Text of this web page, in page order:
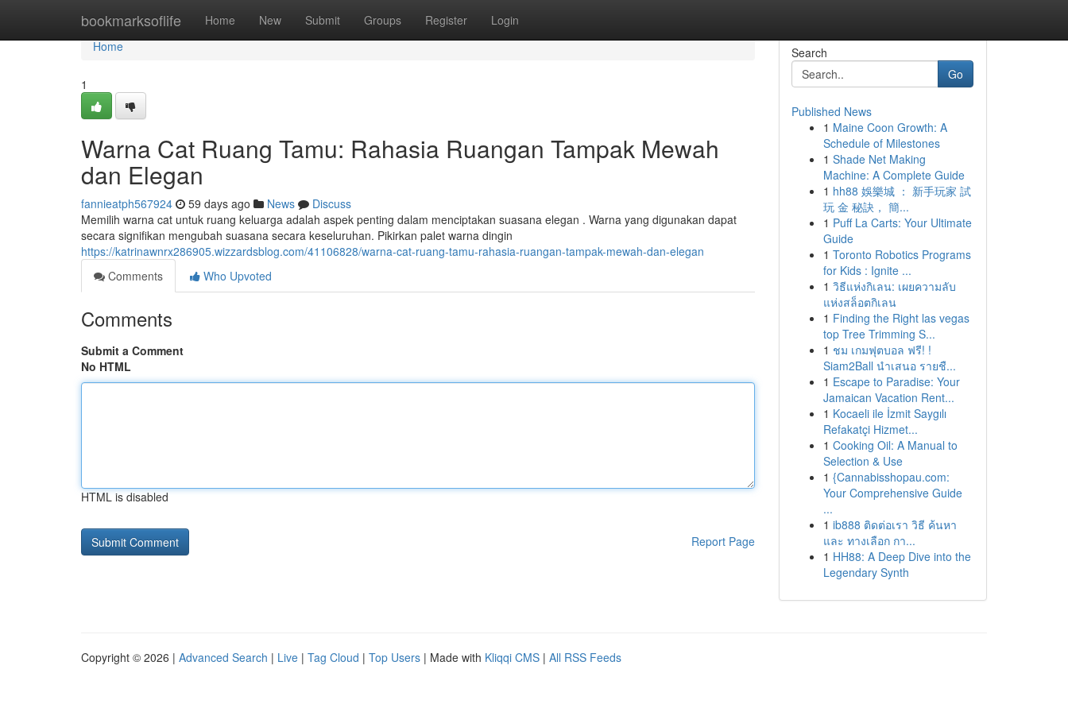
bookmarksoflife Home New Submit Groups Register Login
Home
Home
1
Warna Cat Ruang Tamu: Rahasia Ruangan Tampak Mewah
dan Elegan
fannieatph567924 59 days ago News
Discuss
Memilih warna cat untuk ruang keluarga adalah aspek penting dalam menciptakan suasana elegan . Warna yang digunakan dapat
secara signifikan mengubah suasana secara keseluruhan. Pikirkan palet warna dingin
https://katrinawnrx286905.wizzardsblog.com/41106828/warna-cat-ruang-tamu-rahasia-ruangan-tampak-mewah-dan-elegan
Comments
Who Upvoted
Comments
Submit a Comment
No HTML
HTML is disabled
Report Page
Search
Go
Published News
1 Maine Coon Growth: A
Schedule of Milestones
1 Shade Net Making
Machine: A Complete Guide
1 hh88 娛樂城 ： 新手玩家 試
玩 金 秘訣， 簡...
1 Puff La Carts: Your Ultimate
Guide
1 Toronto Robotics Programs
for Kids : Ignite ...
1 วิธีแห่งกิเลน: เผยความลับ
แห่งสล็อตกิเลน
1 Finding the Right las vegas
top Tree Trimming S...
1 ชม เกมฟุตบอล ฟรี! !
Siam2Ball นำเสนอ รายชื...
1 Escape to Paradise: Your
Jamaican Vacation Rent...
1 Kocaeli ile İzmit Saygılı
Refakatçi Hizmet...
1 Cooking Oil: A Manual to
Selection & Use
1 {Cannabisshopau.com:
Your Comprehensive Guide
...
1 ib888 ติดต่อเรา วิธี ค้นหา
และ ทางเลือก กา...
1 HH88: A Deep Dive into the
Legendary Synth
Copyright © 2026 | Advanced Search | Live | Tag Cloud | Top Users | Made with Kliqqi CMS | All RSS Feeds